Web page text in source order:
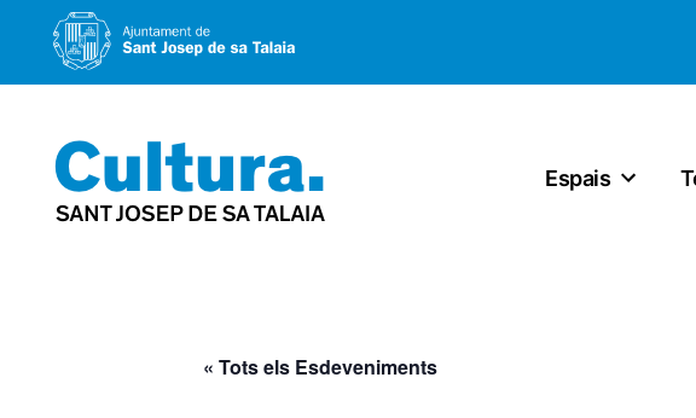
al
contingut
Espais
« Tots els Esdeveniments